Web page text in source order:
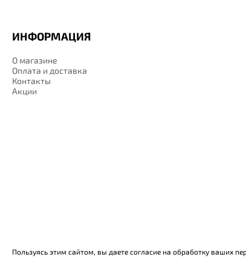
ИНФОРМАЦИЯ
О магазине
Оплата и доставка
Контакты
Акции
Пользуясь этим сайтом, вы даете согласие на обработку ваших